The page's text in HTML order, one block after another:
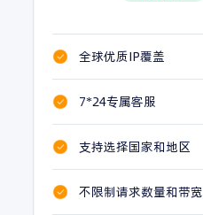
全球优质IP覆盖
7*24专属客服
支持选择国家和地区
不限制请求数量和带宽